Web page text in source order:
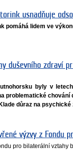
usnadňuje
pomáhá lidem ve
duševního zdraví
byly v
problematické
důraz na
výzvy z Fondu
pro bilaterální vztahy